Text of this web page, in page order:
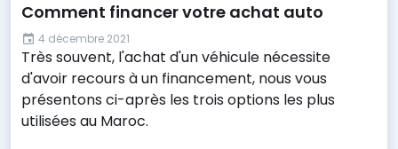
Comment financer votre achat auto
4 décembre 2021
Très souvent, l'achat d'un véhicule nécessite
d'avoir recours à un financement, nous vous
présentons ci-après les trois options les plus
utilisées au Maroc.